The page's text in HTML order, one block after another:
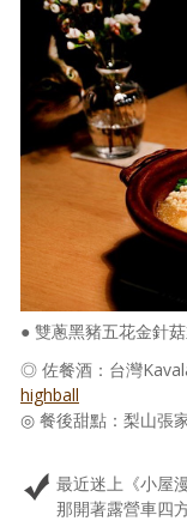
● 雙蔥黑豬五花金針
◎ 佐餐酒：台灣
highball
◎ 餐後甜點：梨山張
最近迷上《小屋
那開著露營車四